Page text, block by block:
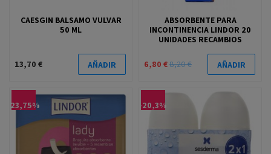
CAESGIN BALSAMO VULVAR
50 ML
13,70 € AÑADIR
ABSORBENTE PARA
INCONTINENCIA LINDOR 20
UNIDADES RECAMBIOS
6,80 €8,20 € AÑADIR
-23,75% -20,3%